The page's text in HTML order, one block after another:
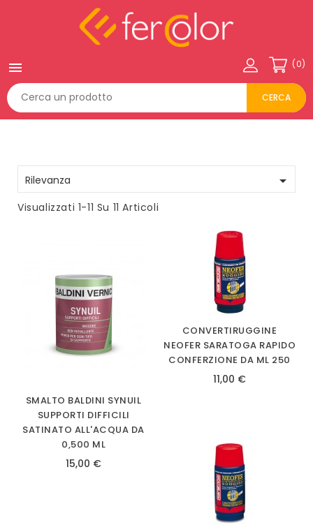
 (0)
CERCA
Rilevanza 
Visualizzati 1-11 Su 11 Articoli
SMALTO BALDINI SYNUIL
SUPPORTI DIFFICILI
SATINATO ALL'ACQUA DA
0,500 ML
15,00 €
CONVERTIRUGGINE
NEOFER SARATOGA RAPIDO
CONFERZIONE DA ML 250
11,00 €